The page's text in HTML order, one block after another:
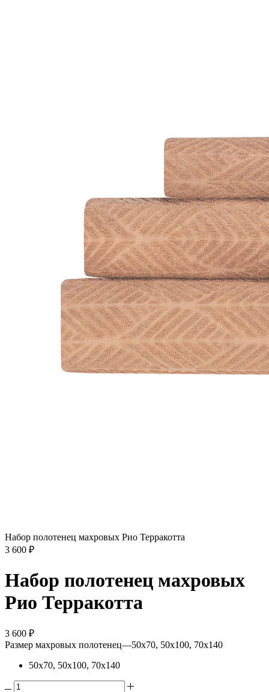
Набор полотенец махровых Рио Терракотта
3 600 ₽
Набор полотенец махровых
Рио Терракотта
3 600 ₽
Размер махровых полотенец—50х70, 50х100, 70х140
50х70, 50х100, 70х140